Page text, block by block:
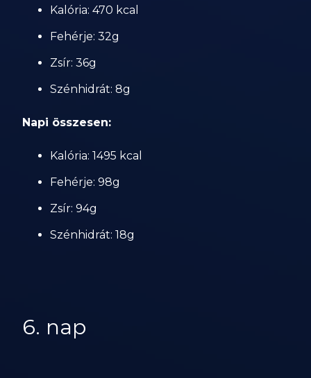
Kalória: 470 kcal
Fehérje: 32g
Zsír: 36g
Szénhidrát: 8g
Napi összesen:
Kalória: 1495 kcal
Fehérje: 98g
Zsír: 94g
Szénhidrát: 18g
6. nap